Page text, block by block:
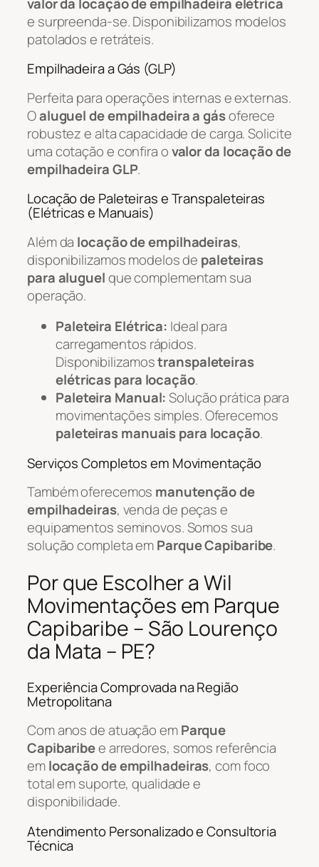
e surpreenda-se. Disponibilizamos modelos
patolados e retráteis.
Empilhadeira a Gás (GLP)
Perfeita para operações internas e externas.
Oaluguel de empilhadeira a gásoferece
robustez e alta capacidade de carga. Solicite
uma cotação e confira ovalor da locação de
empilhadeira GLP.
Locação de Paleteiras e Transpaleteiras
(Elétricas e Manuais)
Além da locação de empilhadeiras,
disponibilizamos modelos de paleteiras
para aluguelque complementam sua
operação.
Paleteira Elétrica: Ideal para
carregamentos rápidos.
Disponibilizamostranspaleteiras
elétricas para locação.
Paleteira Manual:Solução prática para
movimentações simples. Oferecemos
paleteiras manuais para locação.
Serviços Completos em Movimentação
Também oferecemos manutenção de
empilhadeiras, venda de peças e
equipamentos seminovos. Somos sua
solução completa emParque Capibaribe.
Por que Escolher a Wil
Movimentações em Parque
Capibaribe – São Lourenço
da Mata – PE?
Experiência Comprovada na Região
Metropolitana
Com anos de atuação emParque
Capibaribee arredores, somos referência
emlocação de empilhadeiras, com foco
total em suporte, qualidade e
disponibilidade.
Atendimento Personalizado e Consultoria
Técnica